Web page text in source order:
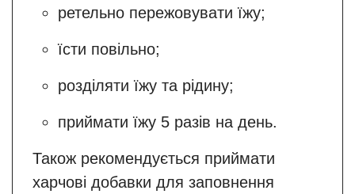
ретельно пережовувати їжу;
їсти повільно;
розділяти їжу та рідину;
приймати їжу 5 разів на день.
Також рекомендується приймати
харчові добавки для заповнення